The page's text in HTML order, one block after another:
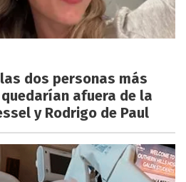
dos personas más
afuera de la
y Rodrigo de Paul